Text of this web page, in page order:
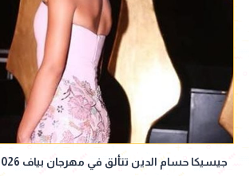
جيسيكا حسام الدين تتألق في مهرجان بياف 2026